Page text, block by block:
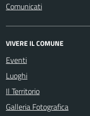
Comunicati
VIVERE IL COMUNE
Eventi
Luoghi
Il Territorio
Galleria Fotografica